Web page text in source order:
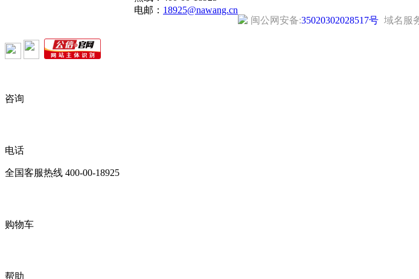
电邮： 18925@nawang.cn
闽公网安备:35020302028517号 域名服
咨询
电话
全国客服热线 400-00-18925
购物车
帮助